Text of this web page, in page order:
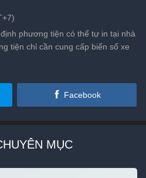
phương tiện có thể tự in tại nhà
tiện chỉ cần cung cấp biển số xe
Facebook